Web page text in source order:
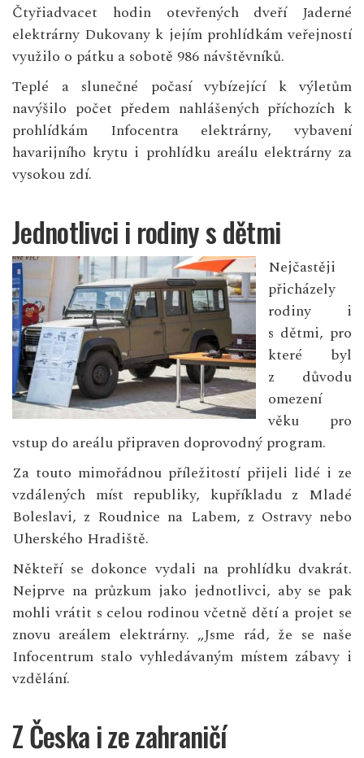
Čtyřiadvacet hodin otevřených dveří Jaderné
elektrárny Dukovany k jejím prohlídkám veřejností
využilo o pátku a sobotě 986 návštěvníků.
Teplé a slunečné počasí vybízející k výletům
navýšilo počet předem nahlášených příchozích k
prohlídkám Infocentra elektrárny, vybavení
havarijního krytu i prohlídku areálu elektrárny za
vysokou zdí.
Jednotlivci i rodiny s dětmi
Nejčastěji
přicházely
rodiny i
s dětmi, pro
které byl
z důvodu
omezení
věku pro
vstup do areálu připraven doprovodný program.
Za touto mimořádnou příležitostí přijeli lidé i ze
vzdálených míst republiky, kupříkladu z Mladé
Boleslavi, z Roudnice na Labem, z Ostravy nebo
Uherského Hradiště.
Někteří se dokonce vydali na prohlídku dvakrát.
Nejprve na průzkum jako jednotlivci, aby se pak
mohli vrátit s celou rodinou včetně dětí a projet se
znovu areálem elektrárny. „Jsme rád, že se naše
Infocentrum stalo vyhledávaným místem zábavy i
vzdělání.
Z Česka i ze zahraničí